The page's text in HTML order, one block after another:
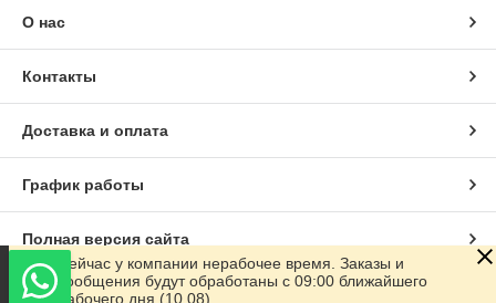
О нас
Контакты
Доставка и оплата
График работы
Полная версия сайта
Сайт создан на маркетплейсе
Сейчас у компании нерабочее время. Заказы и
сообщения будут обработаны с 09:00 ближайшего
рабочего дня (10.08)